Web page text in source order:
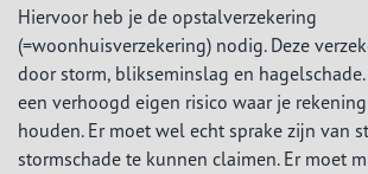
Hiervoor heb je de opstalverzekering
(=woonhuisverzekering) nodig. Deze
door storm, blikseminslag en
een verhoogd eigen risico waar je
houden. Er moet wel echt sprake zijn van
stormschade te kunnen claimen. Er moet